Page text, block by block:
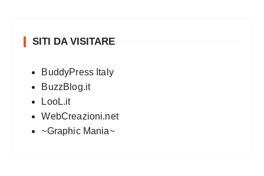
SITI DA VISITARE
BuddyPress Italy
BuzzBlog.it
LooL.it
WebCreazioni.net
~Graphic Mania~